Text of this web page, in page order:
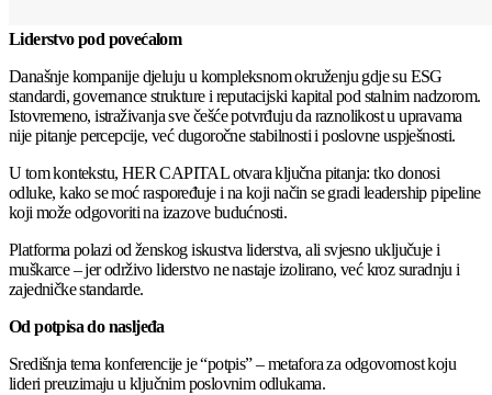
Liderstvo pod povećalom
Današnje kompanije djeluju u kompleksnom okruženju gdje su ESG
standardi, governance strukture i reputacijski kapital pod stalnim nadzorom.
Istovremeno, istraživanja sve češće potvrđuju da raznolikost u upravama
nije pitanje percepcije, već dugoročne stabilnosti i poslovne uspješnosti.
U tom kontekstu, HER CAPITAL otvara ključna pitanja: tko donosi
odluke, kako se moć raspoređuje i na koji način se gradi leadership pipeline
koji može odgovoriti na izazove budućnosti.
Platforma polazi od ženskog iskustva liderstva, ali svjesno uključuje i
muškarce – jer održivo liderstvo ne nastaje izolirano, već kroz suradnju i
zajedničke standarde.
Od potpisa do nasljeđa
Središnja tema konferencije je “potpis” – metafora za odgovornost koju
lideri preuzimaju u ključnim poslovnim odlukama.